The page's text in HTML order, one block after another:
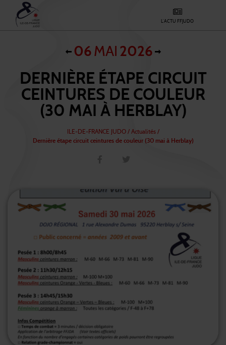
L'ACTU FFJUDO
06 MAI 2026
DERNIÈRE ÉTAPE CIRCUIT
CEINTURES DE COULEUR
(30 MAI À HERBLAY)
ILE-DE-FRANCE JUDO/ Actualités /
Dernière étape circuit ceintures de couleur (30 mai à Herblay)